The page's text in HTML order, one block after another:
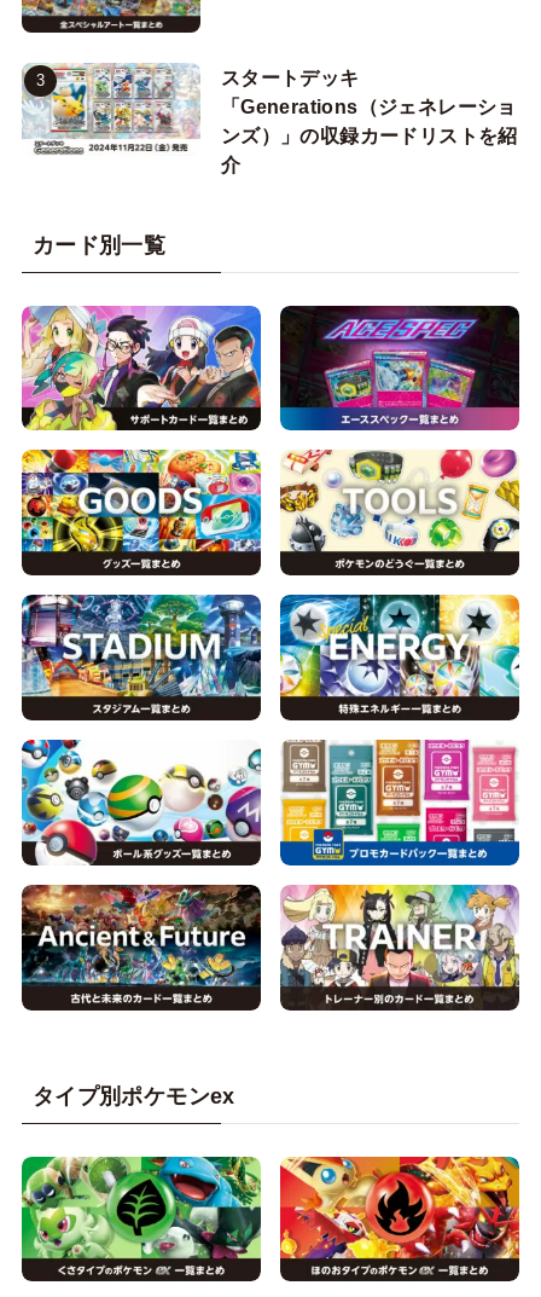
スタートデッキ
「Generations（ジェネレーショ
ンズ）」の収録カードリストを紹
介
カード別一覧
タイプ別ポケモンex